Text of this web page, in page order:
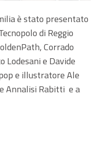
è stato presentato
di Reggio
Corrado
Lodesani e Davide
e illustratore Ale
Annalisi Rabitti e a